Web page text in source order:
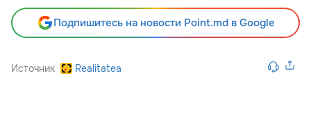
Подпишитесь на новости Point.md в Google
Источник Realitatea